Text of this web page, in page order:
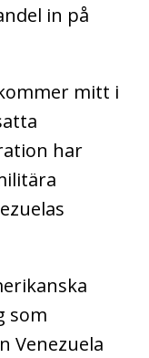
in på
mitt i
har
som
Venezuela